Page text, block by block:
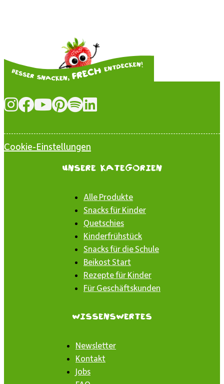
Cookie-Einstellungen
Unsere Kategorien
Alle Produkte
Snacks für Kinder
Quetschies
Kinderfrühstück
Snacks für die Schule
Beikost Start
Rezepte für Kinder
Für Geschäftskunden
Wissenswertes
Newsletter
Kontakt
Jobs